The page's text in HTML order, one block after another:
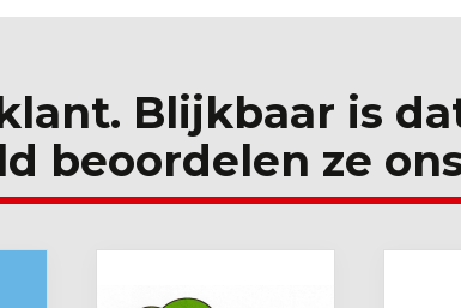
Blijkbaar is
beoordelen ze